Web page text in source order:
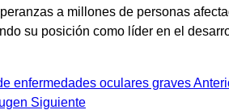
a millones de personas
su posición como líder en el
enfermedades oculares graves
Siguiente